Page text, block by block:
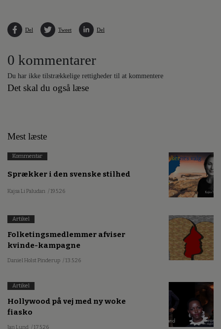
Del Tweet Del
0 kommentarer
Du har ikke tilstrækkelige rettigheder til at kommentere
Det skal du også læse
Mest læste
Kommentar
Sprækker i den svenske stilhed
Kajsa Li Paludan / 19.5.26
Artikel
Folketingsmedlemmer afviser
kvinde-kampagne
Daniel Holst Pinderup / 13.5.26
Artikel
Hollywood på vej med ny woke
fiasko
Jan Lund / 17.5.26